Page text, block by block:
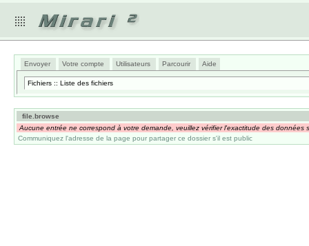
Envoyer Votre compte Utilisateurs Parcourir Aide
Fichiers :: Liste des fichiers
file.browse
Aucune entrée ne correspond à votre demande, veuillez vérifier l'exactitude des données
Communiquez l'adresse de la page pour partager ce dossier s'il est public